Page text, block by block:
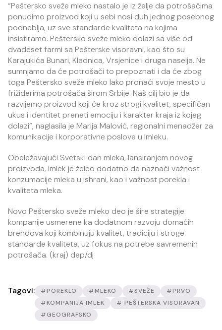
“Peštersko sveže mleko nastalo je iz želje da potrošačima
ponudimo proizvod koji u sebi nosi duh jednog posebnog
podneblja, uz sve standarde kvaliteta na kojima
insistiramo. Peštersko sveže mleko dolazi sa više od
dvadeset farmi sa Pešterske visoravni, kao što su
Karajukića Bunari, Kladnica, Vrsjenice i druga naselja. Ne
sumnjamo da će potrošači to prepoznati i da će zbog
toga Peštersko sveže mleko lako pronaći svoje mesto u
frižiderima potrošača širom Srbije. Naš cilj bio je da
razvijemo proizvod koji će kroz strogi kvalitet, specifičan
ukus i identitet preneti emociju i karakter kraja iz kojeg
dolazi“, naglasila je Marija Malović, regionalni menadžer za
komunikacije i korporativne poslove u Imleku.
Obeležavajući Svetski dan mleka, lansiranjem novog
proizvoda, Imlek je želeo dodatno da naznači važnost
konzumacije mleka u ishrani, kao i važnost porekla i
kvaliteta mleka.
Novo Peštersko sveže mleko deo je šire strategije
kompanije usmerene ka dodatnom razvoju domaćih
brendova koji kombinuju kvalitet, tradiciju i stroge
standarde kvaliteta, uz fokus na potrebe savremenih
potrošača. (kraj) dep/dj
Tagovi: #POREKLO #MLEKO #SVEŽE
#PRVO
#KOMPANIJA IMLEK
# PEŠTERSKA VISORAVAN
#GEOGRAFSKO